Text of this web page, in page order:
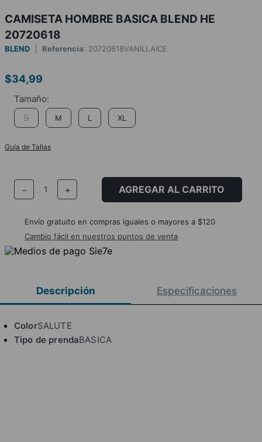
CAMISETA HOMBRE BASICA BLEND HE
20720618
BLEND Referencia: 20720618VANILLAICE
$34,99
S M L XL
Guía de Tallas
＋
－ AGREGAR AL CARRITO
Envío gratuito en compras iguales o mayores a $120
Cambio fácil en nuestros puntos de venta
Descripción Especificaciones
ColorSALUTE
Tipo de prendaBASICA